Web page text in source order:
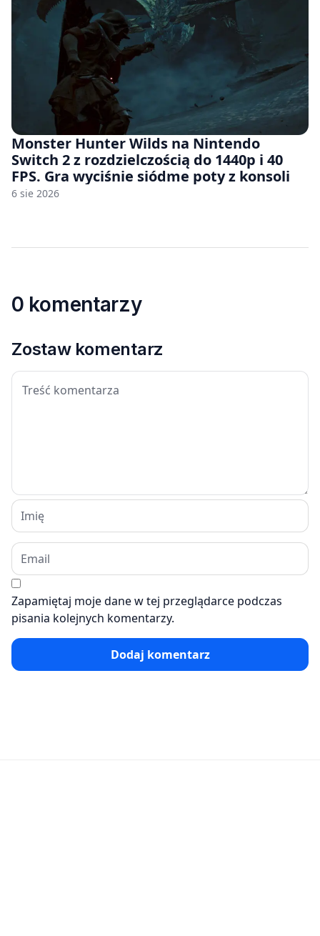
Monster Hunter Wilds na Nintendo
Switch 2 z rozdzielczością do 1440p i 40
FPS. Gra wyciśnie siódme poty z konsoli
6 sie 2026
0 komentarzy
Zostaw komentarz
Zapamiętaj moje dane w tej przeglądarce podczas
pisania kolejnych komentarzy.
Dodaj komentarz